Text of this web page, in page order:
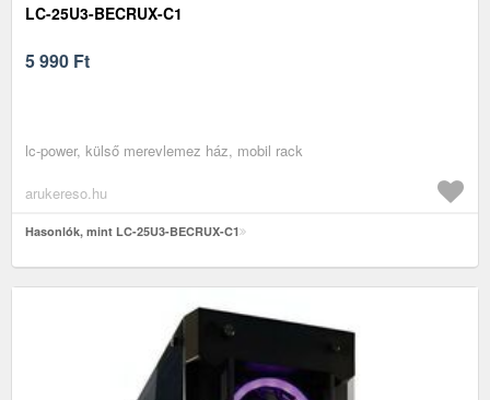
LC-25U3-BECRUX-C1
5 990 Ft
lc-power, külső merevlemez ház, mobil rack
arukereso.hu
Hasonlók, mint LC-25U3-BECRUX-C1